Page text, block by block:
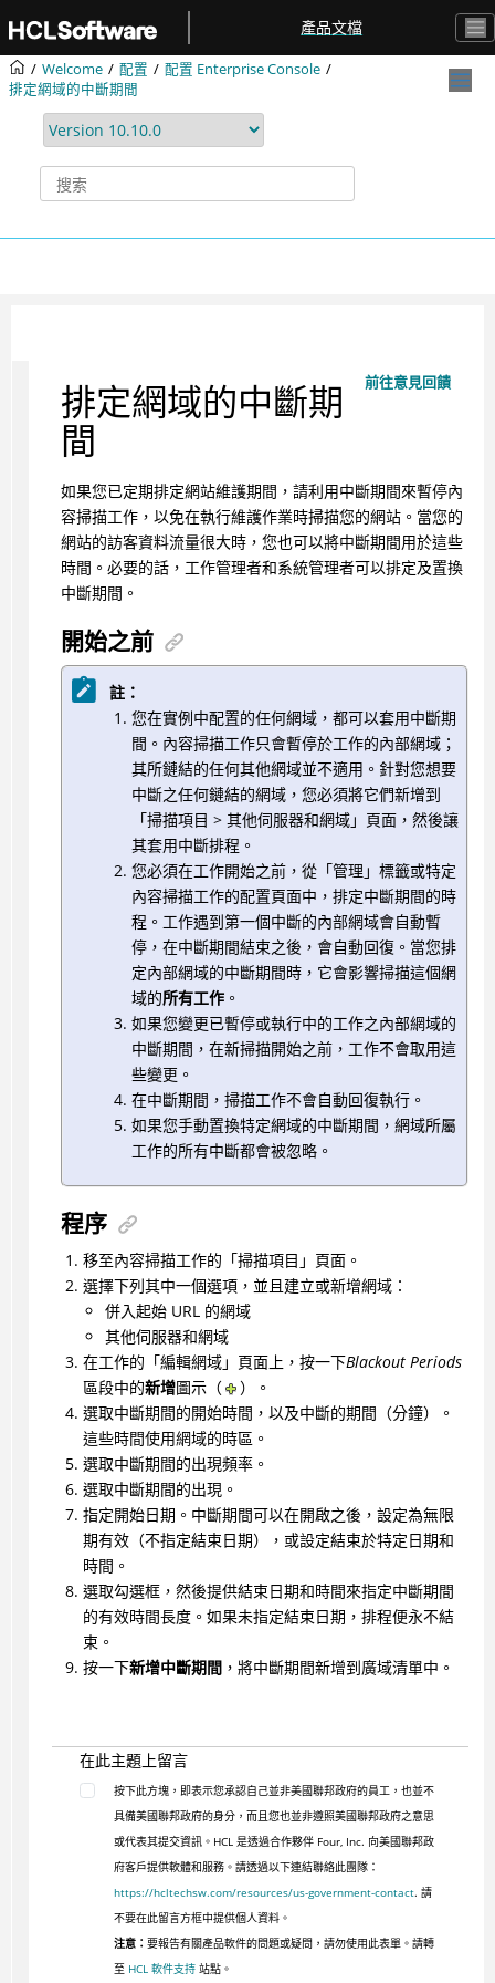
產品文檔
Welcome 配置
配置 Enterprise Console
排定網域的中斷期間
前往意見回饋
排定網域的中斷期
間
如果您已定期排定網站維護期間，請利用中斷期間來暫停內
容掃描工作，以免在執行維護作業時掃描您的網站。當您的
網站的訪客資料流量很大時，您也可以將中斷期間用於這些
時間。必要的話，工作管理者和系統管理者可以排定及置換
中斷期間。
開始之前
註：
您在實例中配置的任何網域，都可以套用中斷期
間。內容掃描工作只會暫停於工作的內部網域；
其所鏈結的任何其他網域並不適用。針對您想要
中斷之任何鏈結的網域，您必須將它們新增到
「掃描項目 > 其他伺服器和網域」頁面，然後讓
其套用中斷排程。
您必須在工作開始之前，從「管理」標籤或特定
內容掃描工作的配置頁面中，排定中斷期間的時
程。工作遇到第一個中斷的內部網域會自動暫
停，在中斷期間結束之後，會自動回復。當您排
定內部網域的中斷期間時，它會影響掃描這個網
域的所有工作。
如果您變更已暫停或執行中的工作之內部網域的
中斷期間，在新掃描開始之前，工作不會取用這
些變更。
在中斷期間，掃描工作不會自動回復執行。
如果您手動置換特定網域的中斷期間，網域所屬
工作的所有中斷都會被忽略。
程序
移至內容掃描工作的「掃描項目」頁面。
選擇下列其中一個選項，並且建立或新增網域：
併入起始 URL 的網域
其他伺服器和網域
在工作的「編輯網域」頁面上，按一下Blackout Periods
區段中的新增圖示（
）。
選取中斷期間的開始時間，以及中斷的期間（分鐘）。
這些時間使用網域的時區。
選取中斷期間的出現頻率。
選取中斷期間的出現。
指定開始日期。中斷期間可以在開啟之後，設定為無限
期有效（不指定結束日期），或設定結束於特定日期和
時間。
選取勾選框，然後提供結束日期和時間來指定中斷期間
的有效時間長度。如果未指定結束日期，排程便永不結
束。
按一下新增中斷期間，將中斷期間新增到廣域清單中。
在此主題上留言
按下此方塊，即表示您承認自己並非美國聯邦政府的員工，也並不
具備美國聯邦政府的身分，而且您也並非遵照美國聯邦政府之意思
或代表其提交資訊。HCL 是透過合作夥伴 Four, Inc. 向美國聯邦政
府客戶提供軟體和服務。請透過以下連結聯絡此團隊：
https://hcltechsw.com/resources/us-government-contact. 請
不要在此留言方框中提供個人資料。
注意： 要報告有關產品軟件的問題或疑問，請勿使用此表單。請轉
至 HCL 軟件支持站點。